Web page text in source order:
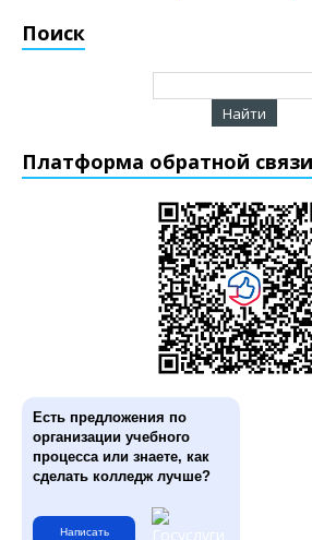
Поиск
Платформа обратной связи
Есть предложения по
организации учебного
процесса или знаете, как
сделать колледж лучше?
Написать